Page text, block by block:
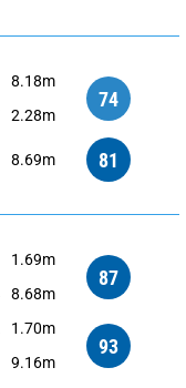
8.18m
2.28m
74
8.69m 81
1.69m
8.68m
87
1.70m
9.16m
93